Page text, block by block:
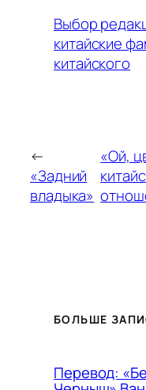
Выбор
китайские
китайского
←
«Задний
владыка»
«Ой,
БОЛЬШЕ
Перевод: